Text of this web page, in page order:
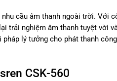
cầu âm thanh ngoài trời. Với
trải nghiệm âm thanh tuyệt vời
pháp lý tưởng cho phát thanh
CSK-560